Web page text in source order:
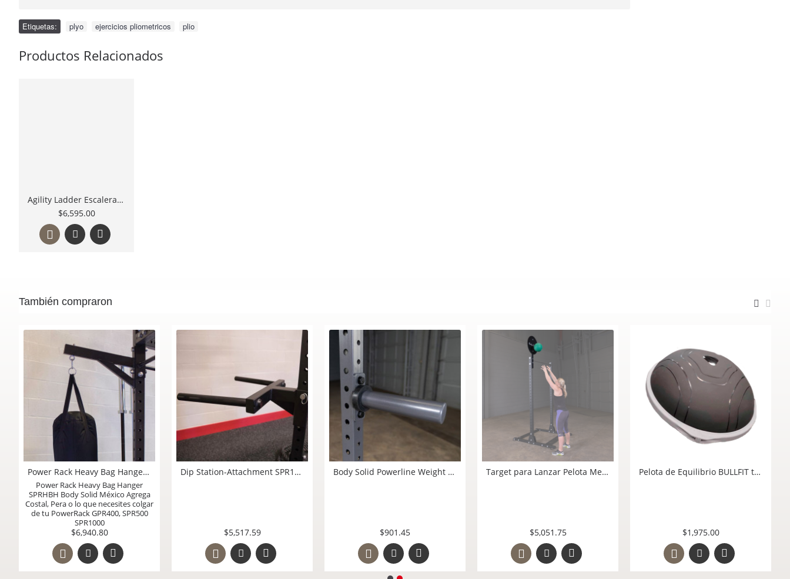
Etiquetas: plyo ejercicios pliometricos plio
Productos Relacionados
Agility Ladder Escalera de agilidad reacción y pliométricos
$6,595.00
También compraron
Punto de Agarre U-Link SPRUL para PowerRack Body Solid México
$3,623.95
Power Rack Heavy Bag Hanger SPRHBH Body Solid México Agrega Costal, Pera o lo que necesites colgar de tu PowerRack GPR400, SPR500 SPR1000
$6,940.80
Dip Station-Attachment SPR1000 para PowerRack Body Solid México
$5,517.59
Body Solid Powerline Weight Horns PPRWH para Almacenar Bumpers en PowerRack
$901.45
Target para Lanzar Pelota Medicinal SPRBT Compatible con PowerRack SPR500, SPR1000 y Afines Body Solid México
$5,051.75